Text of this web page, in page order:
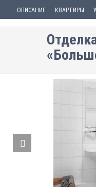
ОПИСАНИЕ КВАРТИРЫ